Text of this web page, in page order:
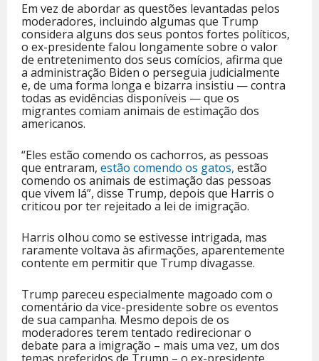
Em vez de abordar as questões levantadas pelos
moderadores, incluindo algumas que Trump
considera alguns dos seus pontos fortes políticos,
o ex-presidente falou longamente sobre o valor
de entretenimento dos seus comícios, afirma que
a administração Biden o perseguia judicialmente
e, de uma forma longa e bizarra insistiu — contra
todas as evidências disponíveis — que os
migrantes comiam animais de estimação dos
americanos.
“Eles estão comendo os cachorros, as pessoas
que entraram, estão comendo os gatos, estão
comendo os animais de estimação das pessoas
que vivem lá”, disse Trump, depois que Harris o
criticou por ter rejeitado a lei de imigração.
Harris olhou como se estivesse intrigada, mas
raramente voltava às afirmações, aparentemente
contente em permitir que Trump divagasse.
Trump pareceu especialmente magoado com o
comentário da vice-presidente sobre os eventos
de sua campanha. Mesmo depois de os
moderadores terem tentado redirecionar o
debate para a imigração – mais uma vez, um dos